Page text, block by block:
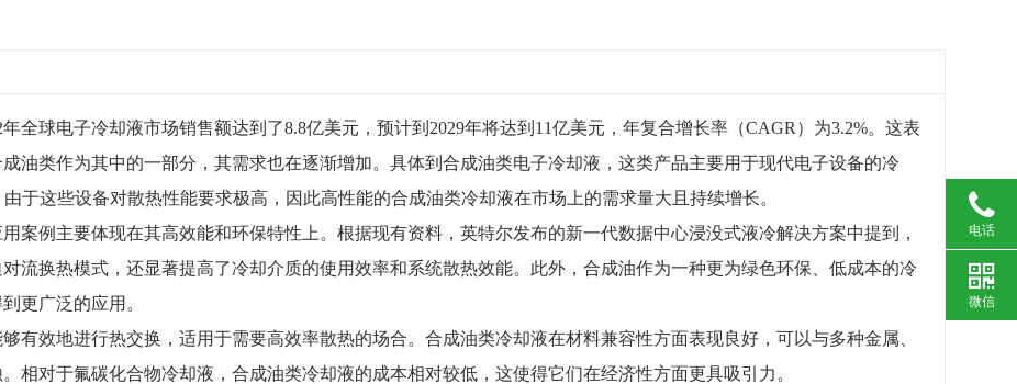
全球电子冷却液市场销售额达到了8.8亿美元，预计到2029年将达到11亿美元，年复合增长率（CAGR）为3.2%。这表
油类作为其中的一部分，其需求也在逐渐增加。具体到合成油类电子冷却液，这类产品主要用于现代电子设备的冷
于这些设备对散热性能要求极高，因此高性能的合成油类冷却液在市场上的需求量大且持续增长。
案例主要体现在其高效能和环保特性上。根据现有资料，英特尔发布的新一代数据中心浸没式液冷解决方案中提到，
流换热模式，还显著提高了冷却介质的使用效率和系统散热效能。此外，合成油作为一种更为绿色环保、低成本的冷
更广泛的应用。
有效地进行热交换，适用于需要高效率散热的场合。合成油类冷却液在材料兼容性方面表现良好，可以与多种金属、
相对于氟碳化合物冷却液，合成油类冷却液的成本相对较低，这使得它们在经济性方面更具吸引力。
电话
微信